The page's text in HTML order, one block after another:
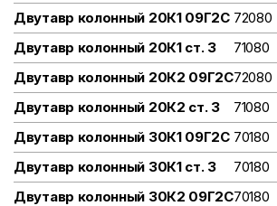
Двутавр колонный 20К1 09Г2С 72080
Двутавр колонный 20К1 ст. 3
71080
Двутавр колонный 20К2 09Г2С72080
Двутавр колонный 20К2 ст. 3
71080
Двутавр колонный 30К1 09Г2С 70180
Двутавр колонный 30К1 ст. 3
70180
Двутавр колонный 30К2 09Г2С70180